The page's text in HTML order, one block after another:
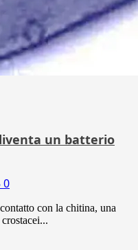
un batterio
0
con la chitina, una